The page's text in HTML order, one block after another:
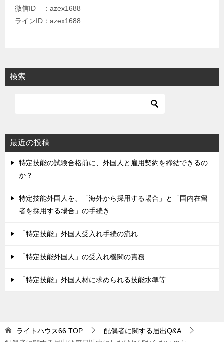
微信ID ：azex1688
ラインID：azex1688
検索
最近の投稿
特定技能の試験合格前に、外国人と雇用契約を締結できるの
か？
特定技能外国人を、「海外から採用する場合」と「国内在留
者を採用する場合」の手続き
「特定技能」外国人受入れ手続の流れ
「特定技能外国人」の受入れ機関の責務
「特定技能」外国人材に求められる技能水準等
ライトハウス66 TOP
配偶者に関する届出Q&A